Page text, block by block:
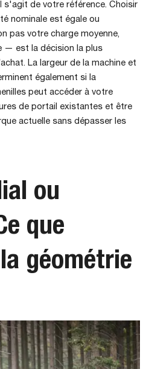
s'agit de votre référence. Choisir
nominale est égale ou
pas votre charge moyenne,
— est la décision la plus
La largeur de la machine et
également si la
peut accéder à votre
de portail existantes et être
actuelle sans dépasser les
ou
que
géométrie